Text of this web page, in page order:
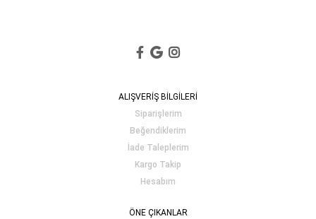
ALIŞVERİŞ BİLGİLERİ
Siparişlerim
Beğendiklerim
İade Taleplerim
Kargo Takip
Hesabım
ÖNE ÇIKANLAR